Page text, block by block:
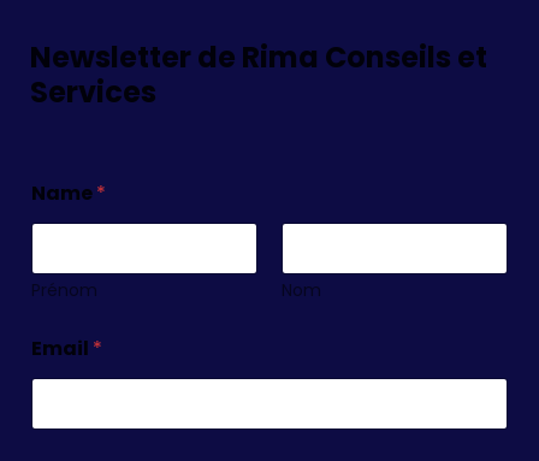
Newsletter de Rima Conseils et
Services
Name*
Prénom Nom
Email *